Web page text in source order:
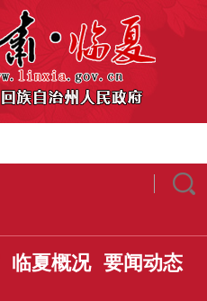
临夏概况 要闻动态